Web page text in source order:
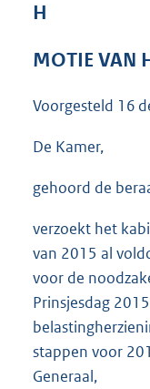
H
MOTIE VAN
Voorgesteld 16
De Kamer,
gehoord de
verzoekt het
van 2015 al
voor de
Prinsjesdag
stappen voor
Generaal,